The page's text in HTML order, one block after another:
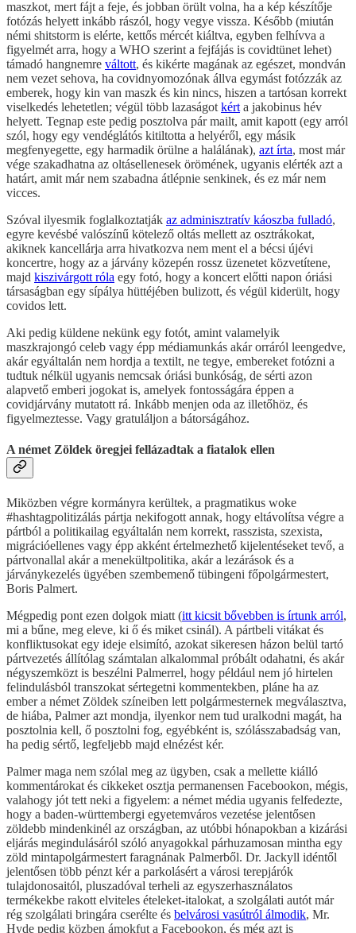
maszkot, mert fájt a feje, és jobban örült volna, ha a kép készítője
fotózás helyett inkább rászól, hogy vegye vissza. Később (miután
némi shitstorm is elérte, kettős mércét kiáltva, egyben felhívva a
figyelmét arra, hogy a WHO szerint a fejfájás is covidtünet lehet)
támadó hangnemre váltott, és kikérte magának az egészet, mondván
nem vezet sehova, ha covidnyomozónak állva egymást fotózzák az
emberek, hogy kin van maszk és kin nincs, hiszen a tartósan korrekt
viselkedés lehetetlen; végül több lazaságot kért a jakobinus hév
helyett. Tegnap este pedig posztolva pár mailt, amit kapott (egy arról
szól, hogy egy vendéglátós kitiltotta a helyéről, egy másik
megfenyegette, egy harmadik örülne a halálának), azt írta, most már
vége szakadhatna az oltásellenesek örömének, ugyanis elérték azt a
határt, amit már nem szabadna átlépnie senkinek, és ez már nem
vicces.
Szóval ilyesmik foglalkoztatják az adminisztratív káoszba fulladó,
egyre kevésbé valószínű kötelező oltás mellett az osztrákokat,
akiknek kancellárja arra hivatkozva nem ment el a bécsi újévi
koncertre, hogy az a járvány közepén rossz üzenetet közvetítene,
majd kiszivárgott róla egy fotó, hogy a koncert előtti napon óriási
társaságban egy sípálya hüttéjében bulizott, és végül kiderült, hogy
covidos lett.
Aki pedig küldene nekünk egy fotót, amint valamelyik
maszkrajongó celeb vagy épp médiamunkás akár orráról leengedve,
akár egyáltalán nem hordja a textilt, ne tegye, embereket fotózni a
tudtuk nélkül ugyanis nemcsak óriási bunkóság, de sérti azon
alapvető emberi jogokat is, amelyek fontosságára éppen a
covidjárvány mutatott rá. Inkább menjen oda az illetőhöz, és
figyelmeztesse. Vagy gratuláljon a bátorságához.
A német Zöldek öregjei fellázadtak a fiatalok ellen
Miközben végre kormányra kerültek, a pragmatikus woke
#hashtagpolitizálás pártja nekifogott annak, hogy eltávolítsa végre a
pártból a politikailag egyáltalán nem korrekt, rasszista, szexista,
migrációellenes vagy épp akként értelmezhető kijelentéseket tevő, a
pártvonallal akár a menekültpolitika, akár a lezárások és a
járványkezelés ügyében szembemenő tübingeni főpolgármestert,
Boris Palmert.
Mégpedig pont ezen dolgok miatt (itt kicsit bővebben is írtunk arról,
mi a bűne, meg eleve, ki ő és miket csinál). A pártbeli vitákat és
konfliktusokat egy ideje elsimító, azokat sikeresen házon belül tartó
pártvezetés állítólag számtalan alkalommal próbált odahatni, és akár
négyszemközt is beszélni Palmerrel, hogy például nem jó hirtelen
felindulásból transzokat sértegetni kommentekben, pláne ha az
ember a német Zöldek színeiben lett polgármesternek megválasztva,
de hiába, Palmer azt mondja, ilyenkor nem tud uralkodni magát, ha
posztolnia kell, ő posztolni fog, egyébként is, szólásszabadság van,
ha pedig sértő, legfeljebb majd elnézést kér.
Palmer maga nem szólal meg az ügyben, csak a mellette kiálló
kommentárokat és cikkeket osztja permanensen Facebookon, mégis,
valahogy jót tett neki a figyelem: a német média ugyanis felfedezte,
hogy a baden-württembergi egyetemváros vezetése jelentősen
zöldebb mindenkinél az országban, az utóbbi hónapokban a kizárási
eljárás megindulásáról szóló anyagokkal párhuzamosan mintha egy
zöld mintapolgármestert faragnának Palmerből. Dr. Jackyll idéntől
jelentősen több pénzt kér a parkolásért a városi terepjárók
tulajdonosaitól, pluszadóval terheli az egyszerhasználatos
termékekbe rakott elviteles ételeket-italokat, a szolgálati autót már
rég szolgálati bringára cserélte és belvárosi vasútról álmodik, Mr.
Hyde pedig közben ámokfut a Facebookon, és még azt is